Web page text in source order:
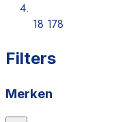
18 178
Filters
Merken